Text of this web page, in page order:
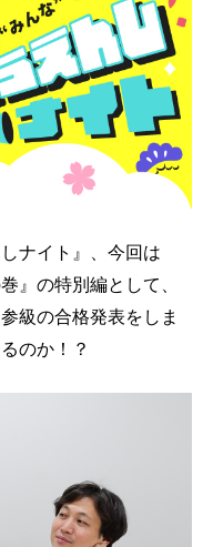
ナイト』、今回は
』の特別編として、
級の合格発表をしま
のか！？